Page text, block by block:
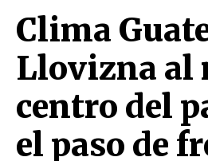
Clima
Llovizna al
centro del
el paso de